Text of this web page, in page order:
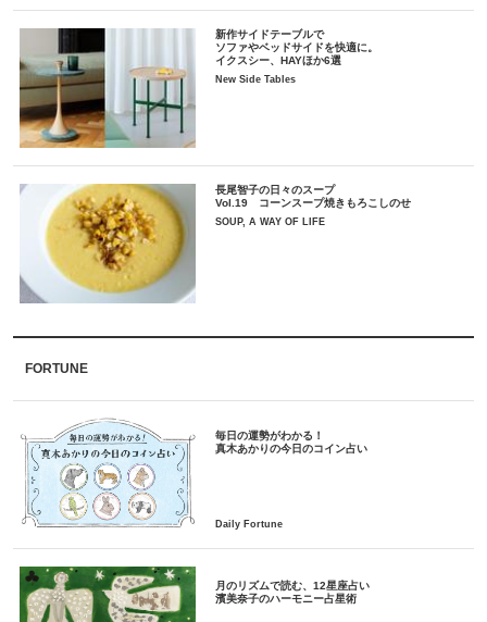
新作サイドテーブルで
ソファやベッドサイドを快適に。
イクスシー、HAYほか6選
New Side Tables
長尾智子の日々のスープ
Vol.19 コーンスープ焼きもろこしのせ
SOUP, A WAY OF LIFE
FORTUNE
毎日の運勢がわかる！
月のリズムで読む、12星座占い